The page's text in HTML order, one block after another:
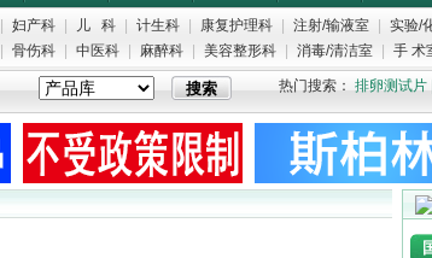
妇产科 儿 科 计生科 康复护理科 注射/输液室 实验/
骨伤科 中医科 麻醉科 美容整形科 消毒/清洁室 手 术
热门搜索： 排卵测试片|